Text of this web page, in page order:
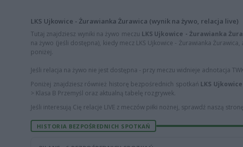
LKS Ujkowice - Żurawianka Żurawica (wynik na żywo, relacja live)
Tutaj znajdziesz wyniki na żywo meczu LKS Ujkowice - Żurawianka
na żywo (jeśli dostępna), kiedy mecz LKS Ujkowice - Żurawianka
poniżej.
Jeśli relacja na żywo nie jest dostępna - przy meczu widnieje adnotacja
Poniżej znajdziesz również historę bezpośrednich spotkań LKS
> Klasa B Przemyśl oraz aktualną tabelę rozgrywek.
Jeśli interesują Cię relacje LIVE z meczów piłki nożnej, sprawdź naszą stronę
HISTORIA BEZPOŚREDNICH SPOTKAŃ